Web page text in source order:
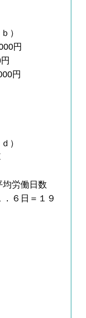
）
円
円
）
労働日数
６日＝１９